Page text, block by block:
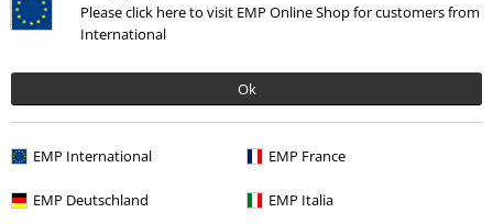
Please click here to visit EMP Online Shop for customers from
International
Ok
EMP International EMP France
EMP Deutschland EMP Italia
-6 %
Nouveau
€ 70,99
% Stock faible
€ 48,99